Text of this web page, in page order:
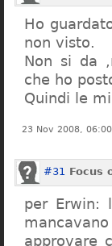
Ho
non visto.
Non si da
che ho
Quindi le
23 Nov 2008, 06:00
#31 Focus
per Erwin:
approvare